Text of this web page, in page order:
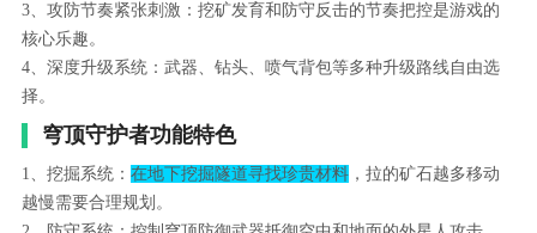
3、攻防节奏紧张刺激：挖矿发育和防守反击的节奏把控是游戏的
核心乐趣。
4、深度升级系统：武器、钻头、喷气背包等多种升级路线自由选
择。
穹顶守护者功能特色
1、挖掘系统： 在地下挖掘隧道寻找珍贵材料，拉的矿石越多移动
越慢需要合理规划。